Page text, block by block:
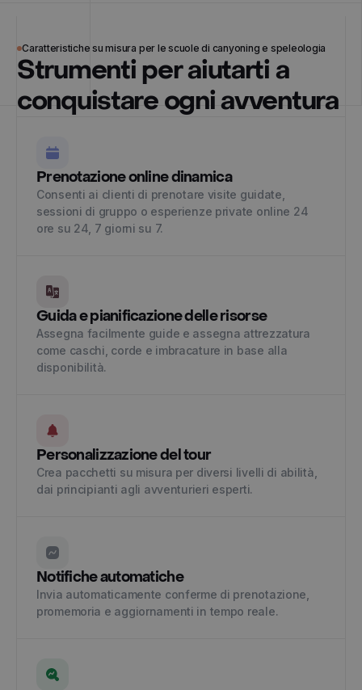
Caratteristiche su misura per le scuole di canyoning e speleologia
Strumenti per aiutarti a
conquistare ogni avventura
Prenotazione online dinamica
Consenti ai clienti di prenotare visite guidate,
sessioni di gruppo o esperienze private online 24
ore su 24, 7 giorni su 7.
Guida e pianificazione delle risorse
Assegna facilmente guide e assegna attrezzatura
come caschi, corde e imbracature in base alla
disponibilità.
Personalizzazione del tour
Crea pacchetti su misura per diversi livelli di abilità,
dai principianti agli avventurieri esperti.
Notifiche automatiche
Invia automaticamente conferme di prenotazione,
promemoria e aggiornamenti in tempo reale.